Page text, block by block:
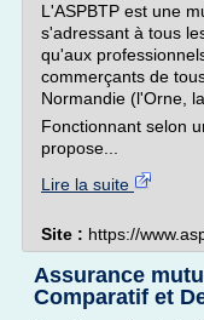
L'ASPBTP est une
s'adressant à tous
qu'aux
commerçants de
Normandie (l'Orne,
Fonctionnant selon
propose...
Lire la suite
Site : https://
Assurance
Comparatif et